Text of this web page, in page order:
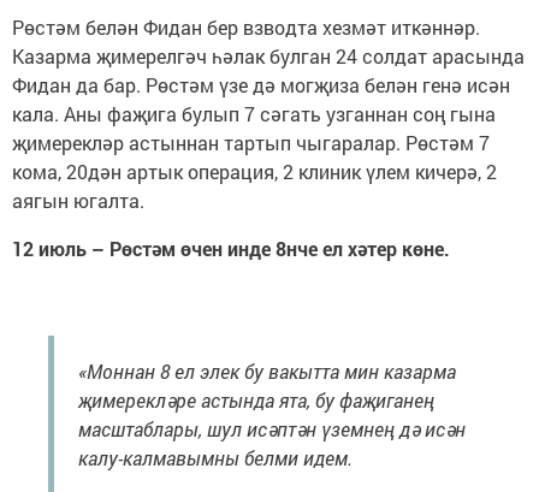
Рөстәм белән Фидан бер взводта хезмәт иткәннәр.
Казарма җимерелгәч һәлак булган 24 солдат арасында
Фидан да бар. Рөстәм үзе дә могҗиза белән генә исән
кала. Аны фаҗига булып 7 сәгать узганнан соң гына
җимерекләр астыннан тартып чыгаралар. Рөстәм 7
кома, 20дән артык операция, 2 клиник үлем кичерә, 2
аягын югалта.
12 июль – Рөстәм өчен инде 8нче ел хәтер көне.
«Моннан 8 ел элек бу вакытта мин казарма
җимерекләре астында ята, бу фаҗиганең
масштаблары, шул исәптән үземнең дә исән
калу-калмавымны белми идем.